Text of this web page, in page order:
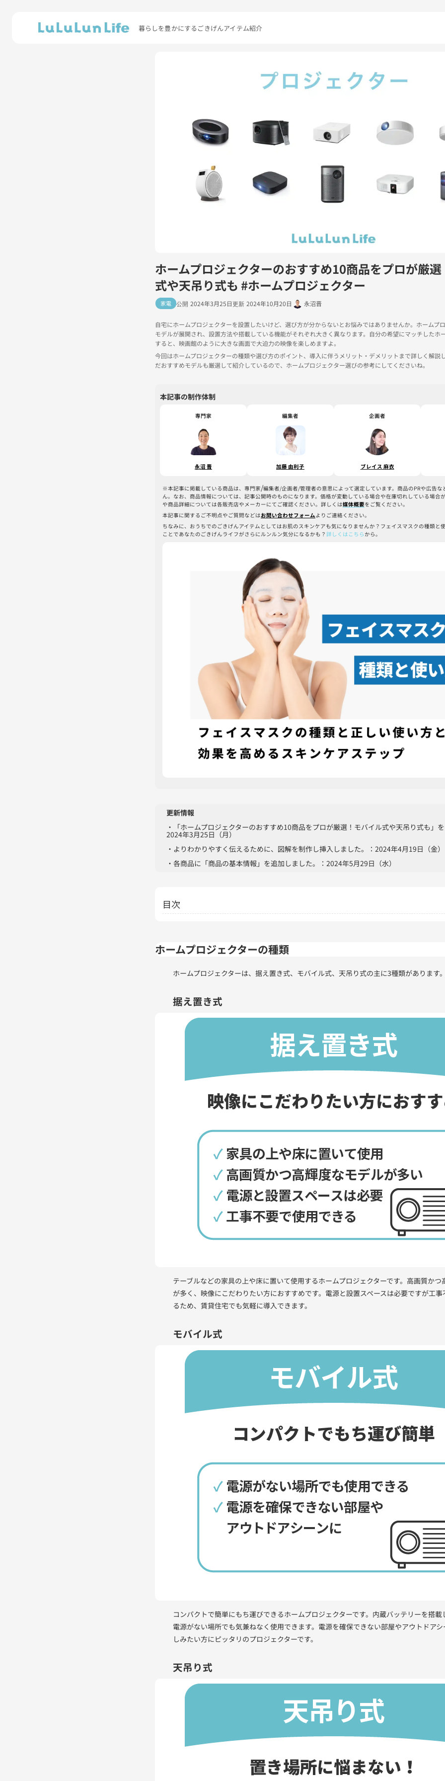
暮らしを豊かにするごきげんアイテム紹介
ホームプロジェクターのおすすめ10商品をプロが厳
式や天吊り式も #ホームプロジェクター
家電 2024年3月25日 2024年10月20日 永沼晋
自宅にホームプロジェクターを設置したいけど、選び方が分からないとお悩みではありませんか。ホームプ
モデルが展開され、設置方法や搭載している機能がそれぞれ大きく異なります。自分の希望にマッチしたホ
すると、映画館のように大きな画面で大迫力の映像を楽しめますよ。
今回はホームプロジェクターの種類や選び方のポイント、導入に伴うメリット・デメリットまで詳しく解説
だおすすめモデルも厳選して紹介しているので、ホームプロジェクター選びの参考にしてくださいね。
本記事の制作体制
専門家
永沼 晋
編集者
加藤 由利子
企画者
ブレイス 麻衣
※本記事に掲載している商品は、専門家/編集者/企画者/管理者の意思によって選定しています。商品のPRや広告
ん。なお、商品情報については、記事公開時のものになります。価格が変動している場合や在庫切れしている場合
や商品詳細については各販売店やメーカーにてご確認ください。詳しくは媒体概要をご覧ください。
本記事に関するご不明点やご質問などはお問い合わせフォームよりご連絡ください。
ちなみに、おうちでのごきげんアイテムとしてはお肌のスキンケアも気になりませんか？フェイスマスクの種類と
ことであなたのごきげんライフがさらにルンルン気分になるかも？ 詳しくはこちらから。
更新情報
・「ホームプロジェクターのおすすめ10商品をプロが厳選！モバイル式や天吊り式も」
2024年3月25日（月）
・よりわかりやすく伝えるために、図解を制作し挿入しました。：2024年4月19日（金）
・各商品に「商品の基本情報」を追加しました。：2024年5月29日（水）
目次
ホームプロジェクターの種類
ホームプロジェクターは、据え置き式、モバイル式、天吊り式の主に3種類があります
据え置き式
テーブルなどの家具の上や床に置いて使用するホームプロジェクターです。高画質かつ
が多く、映像にこだわりたい方におすすめです。電源と設置スペースは必要ですが工
るため、賃貸住宅でも気軽に導入できます。
モバイル式
コンパクトで簡単にもち運びできるホームプロジェクターです。内蔵バッテリーを搭
電源がない場所でも気兼ねなく使用できます。電源を確保できない部屋やアウトドア
しみたい方にピッタリのプロジェクターです。
天吊り式